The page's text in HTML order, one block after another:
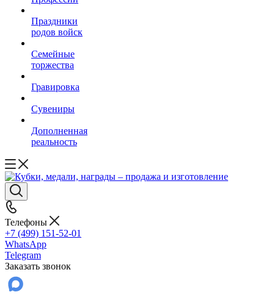
Праздники
родов войск
Семейные
торжества
Гравировка
Сувениры
Дополненная
реальность
Телефоны
+7 (499) 151-52-01
WhatsApp
Telegram
Заказать звонок